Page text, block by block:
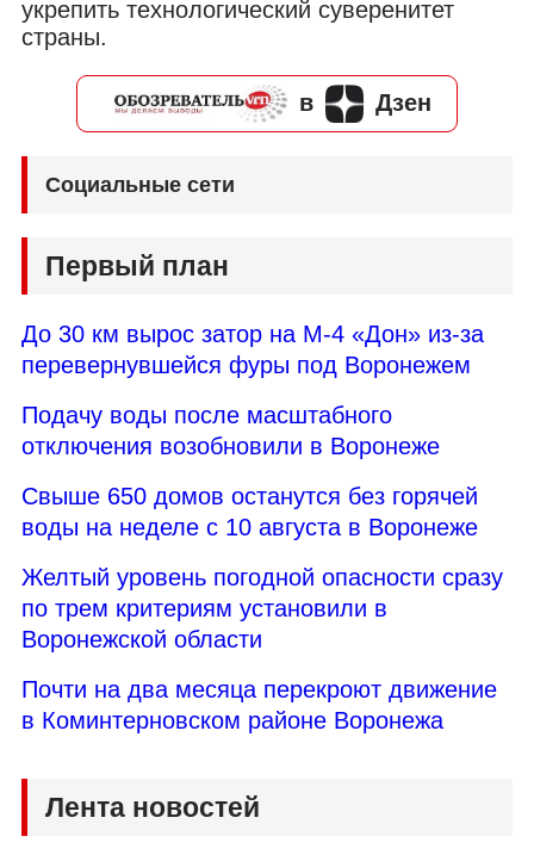
укрепить технологический суверенитет
страны.
в Дзен
Социальные сети
Первый план
До 30 км вырос затор на М-4 «Дон» из-за
перевернувшейся фуры под Воронежем
Подачу воды после масштабного
отключения возобновили в Воронеже
Свыше 650 домов останутся без горячей
воды на неделе с 10 августа в Воронеже
Желтый уровень погодной опасности сразу
по трем критериям установили в
Воронежской области
Почти на два месяца перекроют движение
в Коминтерновском районе Воронежа
Лента новостей